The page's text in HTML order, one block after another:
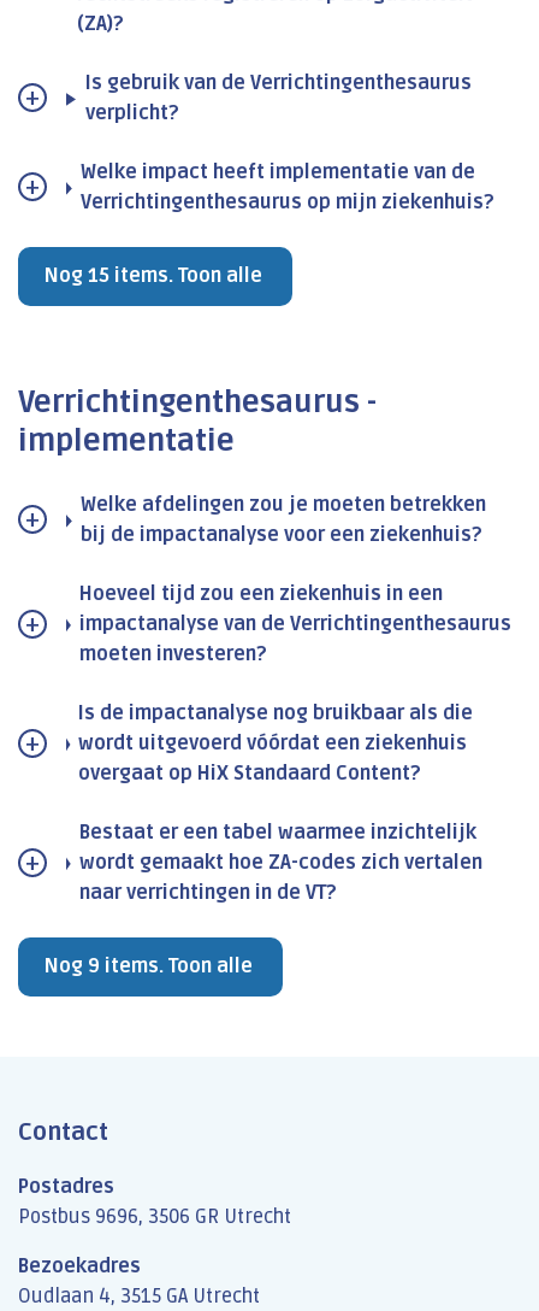
(ZA)?
Is gebruik van de Verrichtingenthesaurus
verplicht?
Welke impact heeft implementatie van de
Verrichtingenthesaurus op mijn ziekenhuis?
Nog 15 items. Toon alle
Verrichtingenthesaurus -
implementatie
Welke afdelingen zou je moeten betrekken
bij de impactanalyse voor een ziekenhuis?
Hoeveel tijd zou een ziekenhuis in een
impactanalyse van de Verrichtingenthesaurus
moeten investeren?
Is de impactanalyse nog bruikbaar als die
wordt uitgevoerd vóórdat een ziekenhuis
overgaat op HiX Standaard Content?
Bestaat er een tabel waarmee inzichtelijk
wordt gemaakt hoe ZA-codes zich vertalen
naar verrichtingen in de VT?
Nog 9 items. Toon alle
Contact
Postadres
Postbus 9696, 3506 GR Utrecht
Bezoekadres
Oudlaan 4, 3515 GA Utrecht